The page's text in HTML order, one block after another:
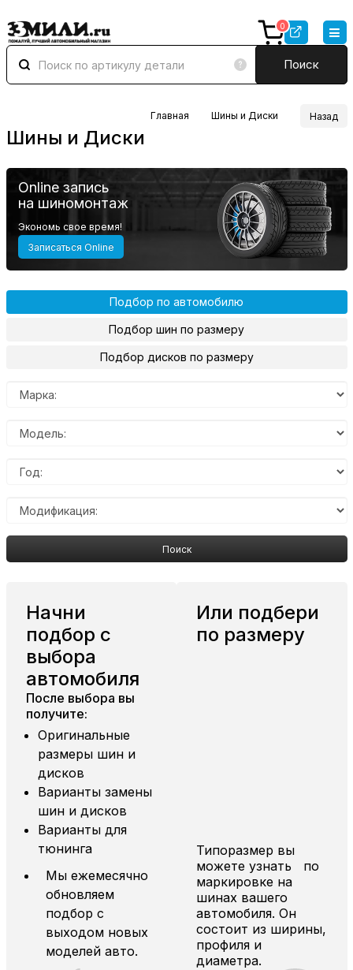
Поиск
0
Шины и Диски
Главная Шины и Диски Назад
Online запись
на шиномонтаж
Экономь свое время!
Записаться Online
Подбор по автомобилю
Подбор шин по размеру
Подбор дисков по размеру
Поиск
Начни
подбор с
выбора
автомобиля
После выбора вы
получите:
Оригинальные
размеры шин и
дисков
Варианты замены
шин и дисков
Варианты для
тюнинга
Мы ежемесячно
обновляем
подбор с
выходом новых
моделей авто.
Или подбери
по размеру
Типоразмер вы
можете узнать по
маркировке на
шинах вашего
автомобиля. Он
состоит из ширины,
профиля и
диаметра.